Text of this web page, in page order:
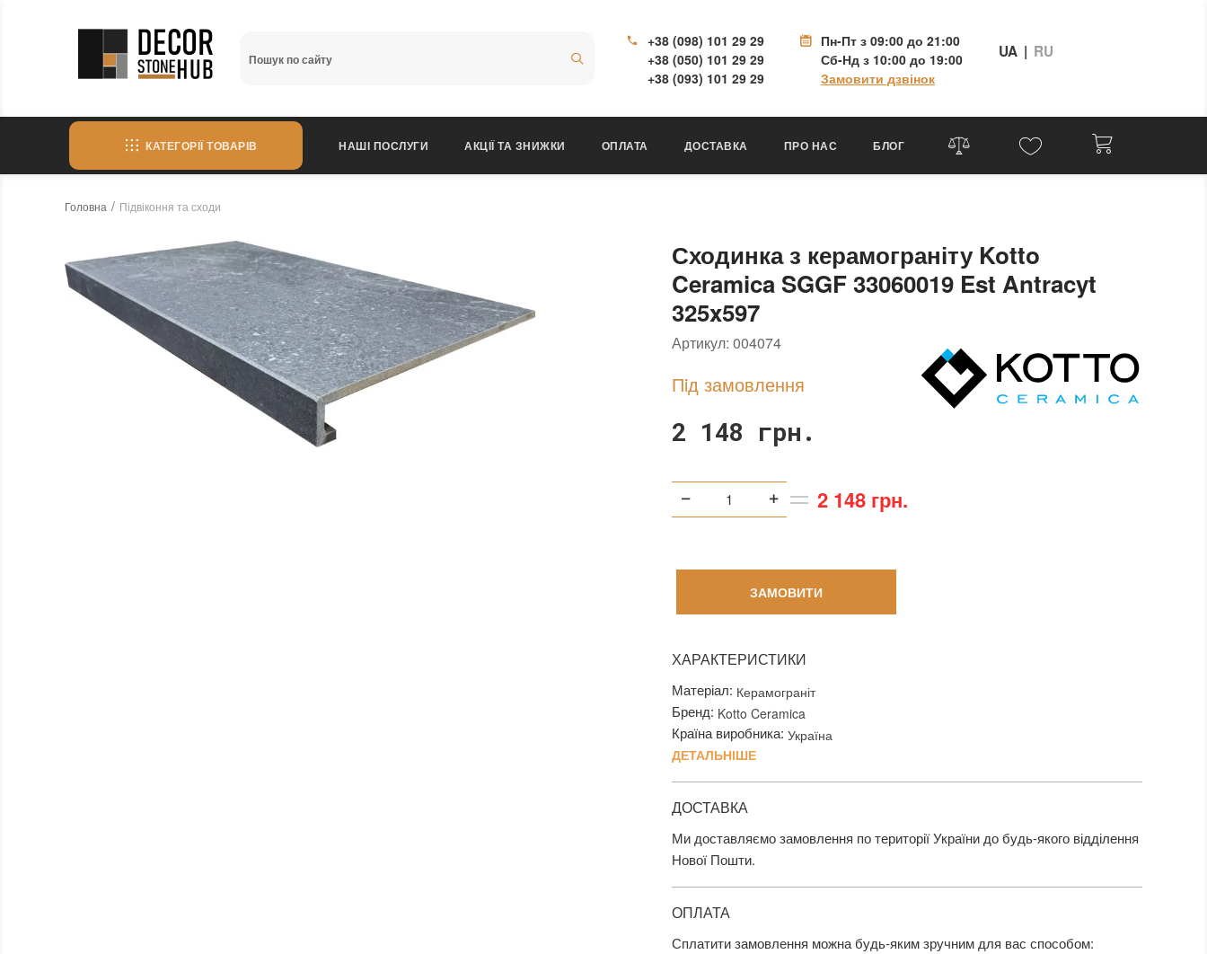
+38 (098) 101 29 29
+38 (050) 101 29 29
+38 (093) 101 29 29
Пн-Пт з 09:00 до 21:00
Сб-Нд з 10:00 до 19:00
Замовити дзвінок
UA | RU
КАТЕГОРІЇ ТОВАРІВ НАШІ ПОСЛУГИ АКЦІЇ ТА ЗНИЖКИ ОПЛАТА ДОСТАВКА ПРО НАС БЛОГ
Головна Підвіконня та сходи
Сходинка з керамограніту Kotto
Ceramica SGGF 33060019 Est Antracyt
325x597
Артикул: 004074
Пiд замовлення
2 148 грн.
2 148 грн.
ЗАМОВИТИ
ХАРАКТЕРИСТИКИ
Матеріал: Керамограніт
Бренд: Kotto Ceramica
Країна виробника: Україна
ДЕТАЛЬНІШЕ
ДОСТАВКА
Ми доставляємо замовлення по території України до будь-якого відділення
Нової Пошти.
ОПЛАТА
Сплатити замовлення можна будь-яким зручним для вас способом: